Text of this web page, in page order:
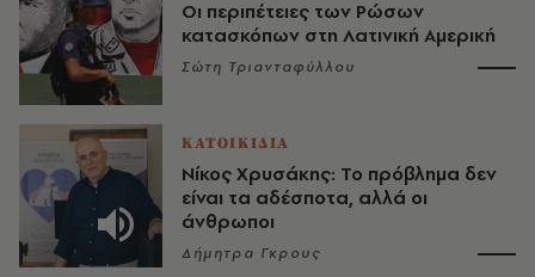
Οι περιπέτειες των Ρώσων
κατασκόπων στη Λατινική Αμερική
Σώτη Τριανταφύλλου
ΚΑΤΟΙΚΙΔΙΑ
Νίκος Χρυσάκης: Το πρόβλημα δεν
είναι τα αδέσποτα, αλλά οι
άνθρωποι
Δήμητρα Γκρους